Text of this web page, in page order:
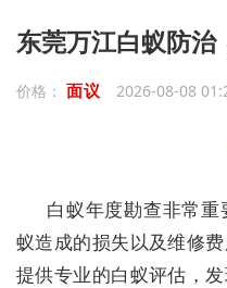
东莞万江白蚁防治
价格： 面议 2026-08-08
白蚁年度勘查非常
蚁造成的损失以及维修
提供专业的白蚁评估，